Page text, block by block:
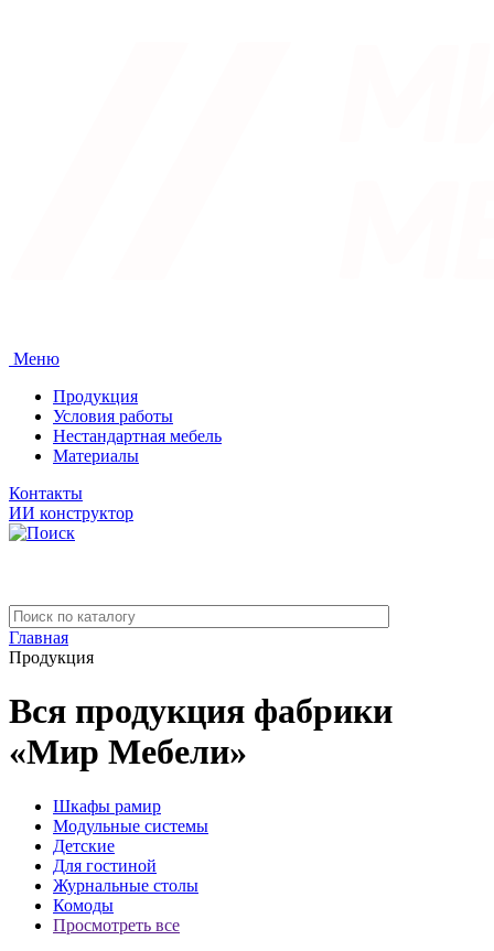
Меню
Продукция
Условия работы
Нестандартная мебель
Материалы
Контакты
ИИ конструктор
Главная
Продукция
Вся продукция фабрики
«Мир Мебели»
Шкафы рамир
Модульные системы
Детские
Для гостиной
Журнальные столы
Комоды
Просмотреть все